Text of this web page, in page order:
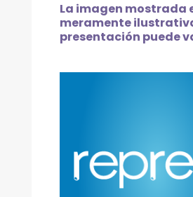
La imagen mostrada
meramente
presentación puede